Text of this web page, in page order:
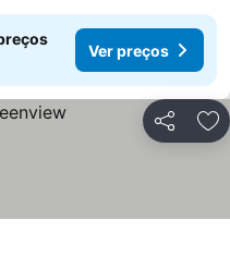
Ver preços
Partilhar